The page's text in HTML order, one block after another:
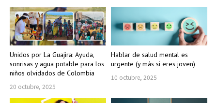
Unidos por La Guajira: Ayuda,
sonrisas y agua potable para los
niños olvidados de Colombia
20 octubre, 2025
Hablar de salud mental es
urgente (y más si eres joven)
10 octubre, 2025